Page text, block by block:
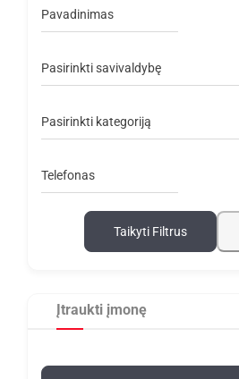
Pavadinimas
Pasirinkti savivaldybę
Pasirinkti kategoriją
Telefonas
Taikyti Filtrus
Įtraukti įmonę